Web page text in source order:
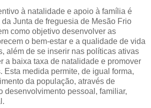
à natalidade e apoio à família é
Junta de freguesia de Mesão Frio
como objetivo desenvolver as
o bem-estar e a qualidade de vida
além de se inserir nas políticas ativas
a baixa taxa de natalidade e promover
Esta medida permite, de igual forma,
da população, através de
desenvolvimento pessoal, familiar,